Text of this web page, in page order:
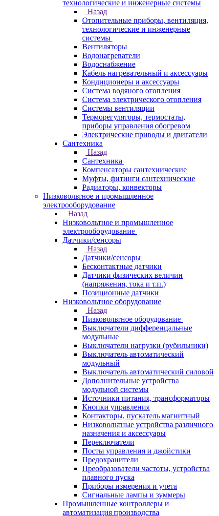
технологические и инженерные системы
Назад
Отопительные приборы, вентиляция,
технологические и инженерные
системы
Вентиляторы
Водонагреватели
Водоснабжение
Кабель нагревательный и аксессуары
Кондиционеры и аксессуары
Система водяного отопления
Система электрического отопления
Системы вентиляции
Терморегуляторы, термостаты,
приборы управления обогревом
Электрические приводы и двигатели
Сантехника
Назад
Сантехника
Компенсаторы сантехнические
Муфты, фитинги сантехнические
Радиаторы, конвекторы
Низковольтное и промышленное
электрооборудование
Назад
Низковольтное и промышленное
электрооборудование
Датчики/сенсоры
Назад
Датчики/сенсоры
Бесконтактные датчики
Датчики физических величин
(напряжения, тока и т.п.)
Позиционные датчики
Низковольтное оборудование
Назад
Низковольтное оборудование
Выключатели дифференцальные
модульные
Выключатели нагрузки (рубильники)
Выключатель автоматический
модульный
Выключатель автоматический силовой
Дополнительные устройства
модульной системы
Источники питания, трансформаторы
Кнопки управления
Контакторы, пускатель магнитный
Низковольтные устройства различного
назначения и аксессуары
Переключатели
Посты управления и джойстики
Предохранители
Преобразователи частоты, устройства
плавного пуска
Приборы измерения и учета
Сигнальные лампы и зуммеры
Промышленные контроллеры и
автоматизация производства